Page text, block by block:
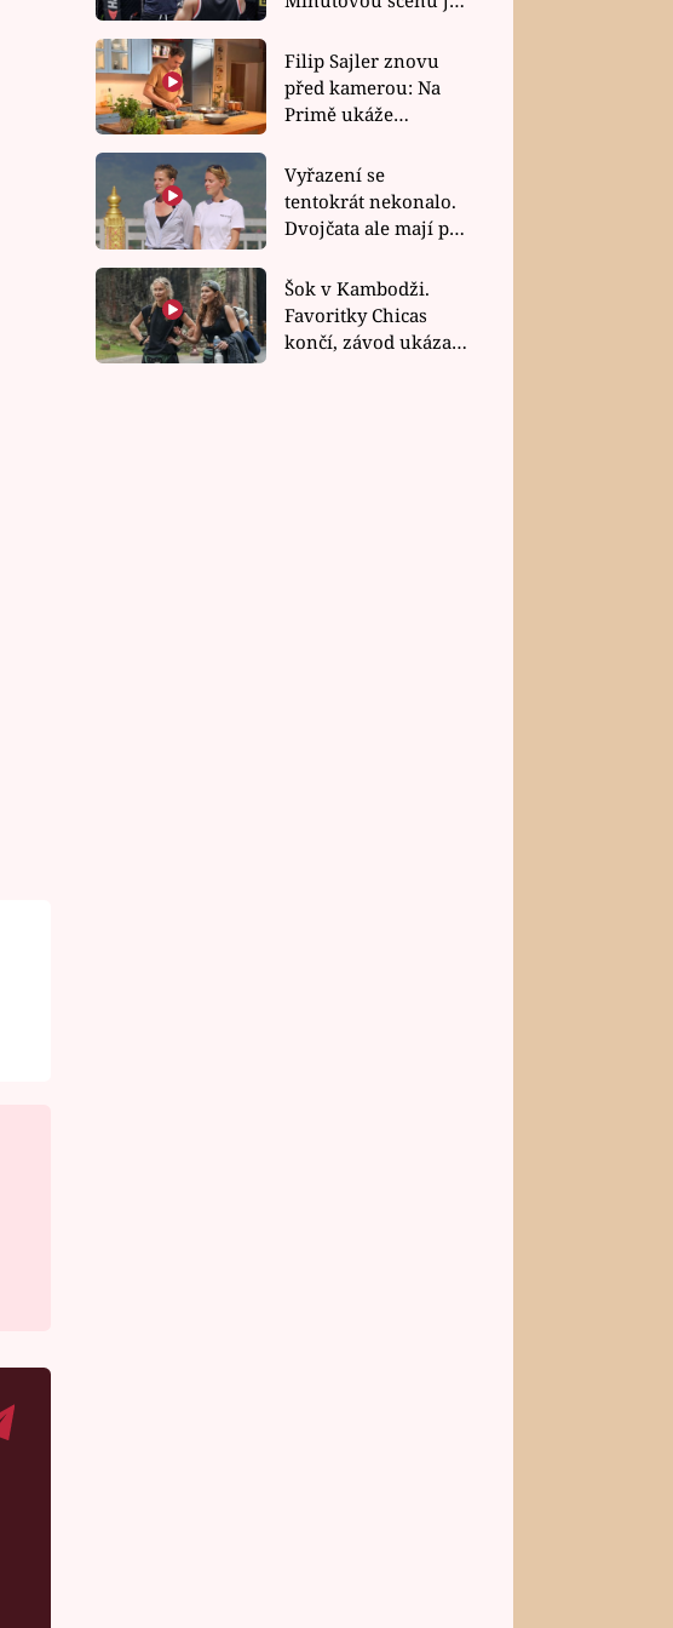
Filip Sajler znovu
před kamerou: Na
Primě ukáže
rychlé recepty
Vyřazení se
tentokrát nekonalo.
Dvojčata ale mají po
závodu nůž na krku
Šok v Kambodži.
Favoritky Chicas
končí, závod ukázal